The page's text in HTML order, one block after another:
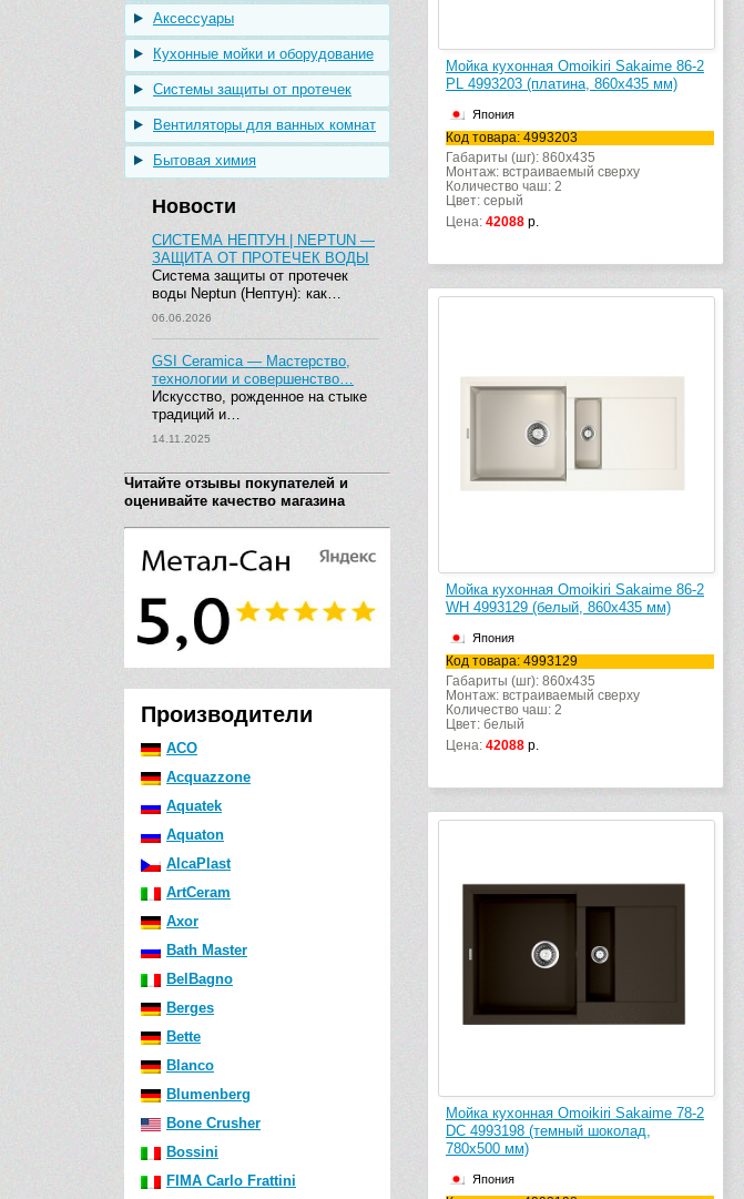
Аксессуары
Кухонные мойки и оборудование
Системы защиты от протечек
Вентиляторы для ванных комнат
Бытовая химия
Новости
СИСТЕМА НЕПТУН | NEPTUN —
ЗАЩИТА ОТ ПРОТЕЧЕК ВОДЫ
Система защиты от протечек
воды Neptun (Нептун): как…
06.06.2026
GSI Ceramica — Мастерство,
технологии и совершенство…
Искусство, рожденное на стыке
традиций и…
14.11.2025
Читайте отзывы покупателей и
оценивайте качество магазина
Производители
ACO
Acquazzone
Aquatek
Aquaton
AlcaPlast
ArtCeram
Axor
Bath Master
BelBagno
Berges
Bette
Blanco
Blumenberg
Bone Crusher
Bossini
FIMA Carlo Frattini
Мойка кухонная Omoikiri Sakaime 86-2
PL 4993203 (платина, 860х435 мм)
Япония
Код товара: 4993203
Габариты (шг): 860x435
Монтаж: встраиваемый сверху
Количество чаш: 2
Цвет: серый
Цена: 42088 р.
Мойка кухонная Omoikiri Sakaime 86-2
WH 4993129 (белый, 860х435 мм)
Япония
Код товара: 4993129
Габариты (шг): 860x435
Монтаж: встраиваемый сверху
Количество чаш: 2
Цвет: белый
Цена: 42088 р.
Мойка кухонная Omoikiri Sakaime 78-2
DC 4993198 (темный шоколад,
780х500 мм)
Япония